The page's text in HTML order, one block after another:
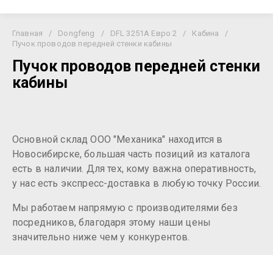
Главная / Dongfeng / DFL 3251A Евро 2 / Кабина
/
Пучок проводов передней стенки кабины
Пучок проводов передней стенки
кабины
Основной склад ООО "Механика" находится в
Новосибирске, большая часть позиций из каталога
есть в наличии. Для тех, кому важна оперативность,
у нас есть экспресс-доставка в любую точку России.
Мы работаем напрямую с производителями без
посредников, благодаря этому наши цены
значительно ниже чем у конкурентов.